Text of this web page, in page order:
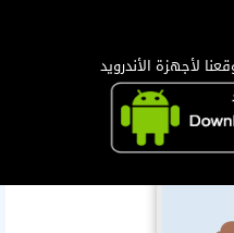
لأجهزة الأندرويد